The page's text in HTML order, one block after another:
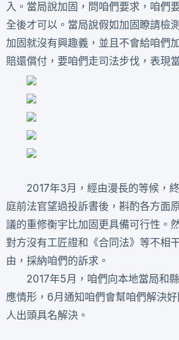
入。當局說加固，問咱們要求，咱們
全後才可以。當局說假如加固瞭請檢
加固就沒有興趣義，並且不會給咱們
賠還償付，要咱們走司法步伐，表現
2017年3月，經由漫長的等候，終
庭前法官望過投訴書後，斟酌各方面
議的重修衡宇比加固更具備可行性。
對方沒有工匠證和《合同法》等不相
由，採納咱們的訴求。
2017年5月，咱們向本地當局和縣
應情形，6月通知咱們會幫咱們解決
人出頭具名解決。